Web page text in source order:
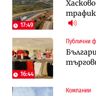
17:49
трафик
16:44
Публични
Компании
90%
Енергетика
АЕЦ
Digi&AI
в лева:
Отрасли